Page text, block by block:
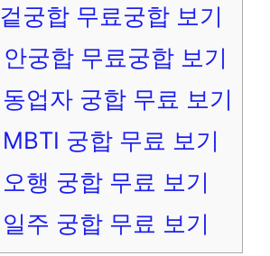
겉궁합 무료궁합 보기
안궁합 무료궁합 보기
동업자 궁합 무료 보기
MBTI 궁합 무료 보기
오행 궁합 무료 보기
일주 궁합 무료 보기